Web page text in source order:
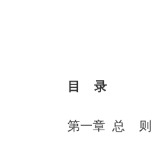
目 录
第一章 总 则